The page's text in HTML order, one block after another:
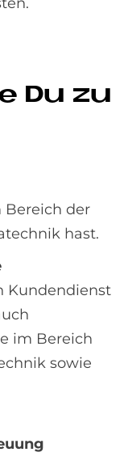
Du zu
Bereich der
hast.
Kundendienst
im Bereich
sowie